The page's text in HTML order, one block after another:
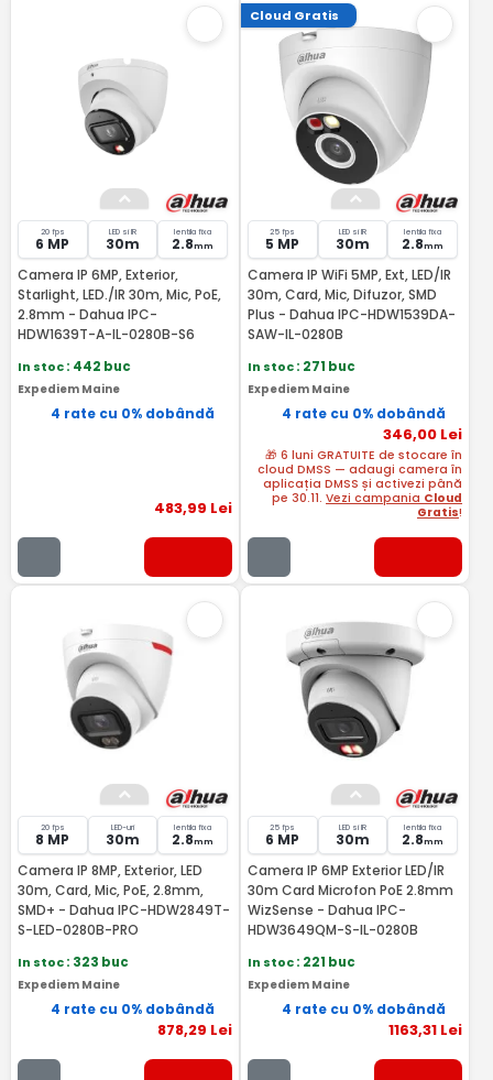
20 fps
6 MP
LED si IR
30m
lentila fixa
2.8mm
Camera IP 6MP, Exterior,
Starlight, LED./IR 30m, Mic, PoE,
2.8mm - Dahua IPC-
HDW1639T-A-IL-0280B-S6
In stoc: 442 buc
Expediem Maine
4 rate cu 0% dobândă
483,99 Lei
Cloud Gratis
25 fps
5 MP
LED si IR
30m
lentila fixa
2.8mm
Camera IP WiFi 5MP, Ext, LED/IR
30m, Card, Mic, Difuzor, SMD
Plus - Dahua IPC-HDW1539DA-
SAW-IL-0280B
In stoc: 271 buc
Expediem Maine
4 rate cu 0% dobândă
346,00 Lei
🎁 6 luni GRATUITE de stocare în
cloud DMSS — adaugi camera în
aplicația DMSS și activezi până
pe 30.11.Vezi campania Cloud
Gratis!
20 fps
8 MP
LED-uri
30m
lentila fixa
2.8mm
Camera IP 8MP, Exterior, LED
30m, Card, Mic, PoE, 2.8mm,
SMD+ - Dahua IPC-HDW2849T-
S-LED-0280B-PRO
In stoc: 323 buc
Expediem Maine
4 rate cu 0% dobândă
878,29 Lei
25 fps
6 MP
LED si IR
30m
lentila fixa
2.8mm
Camera IP 6MP Exterior LED/IR
30m Card Microfon PoE 2.8mm
WizSense - Dahua IPC-
HDW3649QM-S-IL-0280B
In stoc: 221 buc
Expediem Maine
4 rate cu 0% dobândă
1163,31 Lei